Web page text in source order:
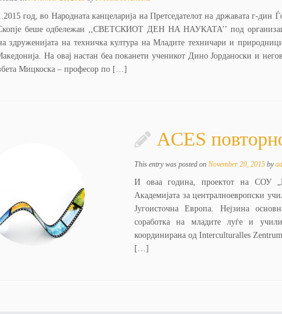
год, во Народната канцеларија на Претседателот на државата г-дин
беше одбележан ,,СВЕТСКИОТ ДЕН НА НАУКАТА’’ под
здруженијата на техничка култура на Младите техничари и
На овај настан беа поканети ученикот Дино Јорданоски и
Мицкоска – професор по […]
ACES
This entry was posted onNovember 20, 2015 by
И оваа година, проектот на СОУ
Академијата за централноевропски
Југоисточна Европа. Нејзина
соработка на младите луѓе и
координирана од Interculturalles
[…]